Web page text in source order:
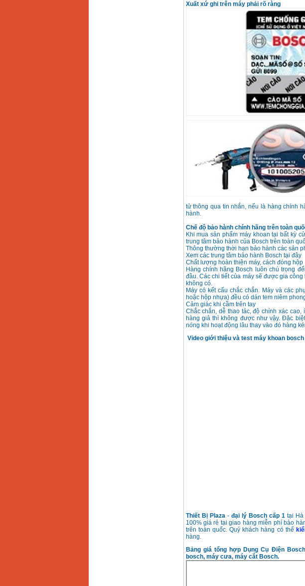
Xuất xứ ghi trên máy phải rõ ràng
tử thông qua tin nhắn, nếu là hàng chính
hành.
Chế độ bảo hành chính hãng trên toàn
Khi mua sản phẩm máy khoan tại bất kỳ
trung tâm bảo hành của Bosch trên toàn
Thông thường thời hạn bảo hành các sản
Xem các trung tâm bảo hành Bosch tại đây
Chất lượng hoàn thiện máy, cách đóng hộp
Hàng chính hãng Bosch luôn chú trọng
đầu. Các chi tiết của máy sẽ được gia
không có.
Máy có kết cấu chắc chắn. Máy và các
hoặc hộp nhựa) đều có dán tem niêm
Cảm giác khi cầm trên tay
Chắc chắn, dễ thao tác, độ chính xác
hàng giả thì không được như vậy. Đặc
nóng khi hoạt động lâu thay vào đó hàng
Video giới thiệu và test máy khoan
Thiết Bị Plaza - đại lý Bosch cấp 1 tại
100% giá rẻ tại giao hàng miễn phí bảo
trên toàn quốc. Quý khách hàng có thể
hàng.
Bảng giá tổng hợp Dụng Cụ Điện
bosch, máy cưa, máy cắt Bosch.